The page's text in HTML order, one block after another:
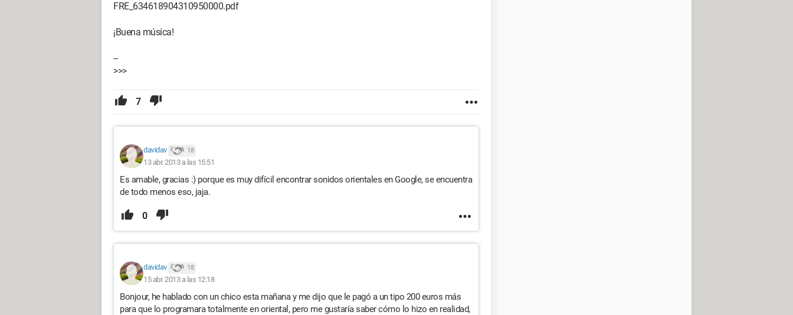
FRE_634618904310950000.pdf
¡Buena música!
--
>>>
7
davidav 18
13 abr. 2013 a las 15:51
Es amable, gracias :) porque es muy difícil encontrar sonidos orientales en Google, se encuentra
de todo menos eso, jaja.
0
davidav 18
15 abr. 2013 a las 12:18
Bonjour, he hablado con un chico esta mañana y me dijo que le pagó a un tipo 200 euros más
para que lo programara totalmente en oriental, pero me gustaría saber cómo lo hizo en realidad,